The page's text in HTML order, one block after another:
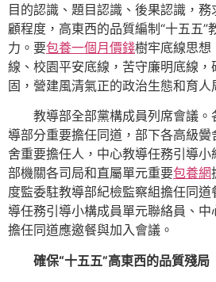
目的認識、題目認識、後果認識，
顧程度，高東西的品質編制“十五五”
力。要包養一個月價錢樹牢底線思想
線、校園平安底線，苦守廉明底線
固，營建風清氣正的政治生態和育人
教導部全部黨構成員列席會議
導部分重要擔任同道，部下各高級
舍重要擔任人，中心教導任務引導
部機關各司局和直屬單元重要包養網
度監委駐教導部紀檢監察組擔任同
導任務引導小構成員單元聯絡員、
擔任同道應邀餐與加入會議。
確保“十五五”高東西的品質殘局